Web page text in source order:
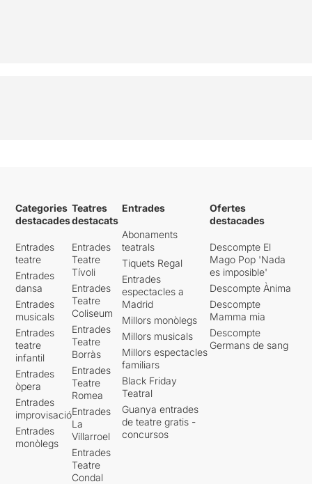
Categories
destacades
Entrades
teatre
Entrades
dansa
Entrades
musicals
Entrades
teatre
infantil
Entrades
òpera
Entrades
improvisació
Entrades
monòlegs
Teatres
destacats
Entrades
Teatre
Tívoli
Entrades
Teatre
Coliseum
Entrades
Teatre
Borràs
Entrades
Teatre
Romea
Entrades
La
Villarroel
Entrades
Teatre
Condal
Entrades
Abonaments
teatrals
Tiquets Regal
Entrades
espectacles a
Madrid
Millors monòlegs
Millors musicals
Millors espectacles
familiars
Black Friday
Teatral
Guanya entrades
de teatre gratis -
concursos
Ofertes
destacades
Descompte El
Mago Pop 'Nada
es imposible'
Descompte Ànima
Descompte
Mamma mia
Descompte
Germans de sang